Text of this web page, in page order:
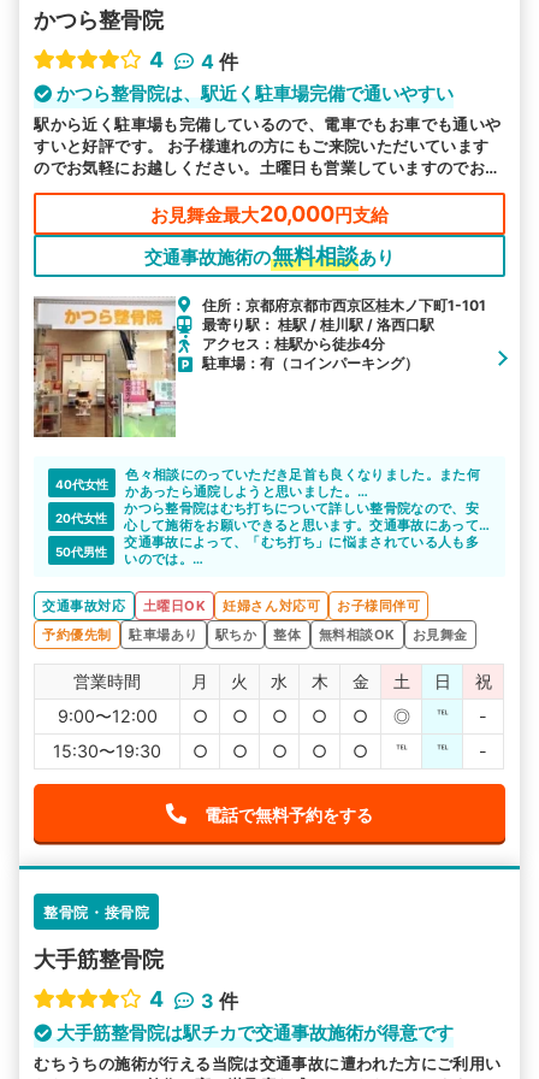
かつら整骨院
4
4 件
かつら整骨院は、駅近く駐車場完備で通いやすい
駅から近く駐車場も完備しているので、電車でもお車でも通いや
すいと好評です。 お子様連れの方にもご来院いただいています
のでお気軽にお越しください。土曜日も営業していますのでお忙
しい方もご都合よい時にお越しいただけるので安心です。
お見舞金最大20,000円支給
交通事故施術の無料相談あり
住所：京都府京都市西京区桂木ノ下町1-101
最寄り駅： 桂駅 / 桂川駅 / 洛西口駅
アクセス：桂駅から徒歩4分
駐車場：有（コインパーキング）
40代女性
色々相談にのっていただき足首も良くなりました。また何
かあったら通院しようと思いました。
交通事故や身体の悩みがある方には紹介したいような整骨
院でした。
ありがとうございます。
20代女性
かつら整骨院はむち打ちについて詳しい整骨院なので、安
心して施術をお願いできると思います。交通事故にあって
しまった直後は不安なことや分からないことがたくさんあ
ると思いますが、些細なことでもしっかりと話を聞いてく
50代男性
交通事故によって、「むち打ち」に悩まされている人も多
いのでは。
きます。
交通事故対応 土曜日OK 妊婦さん対応可
お子様同伴可
予約優先制
駐車場あり 駅ちか 整体 無料相談OK お見舞金
営業時間 月 火 水 木 金 土 日
祝
9:00〜12:00
○ ○ ○ ○ ○ ◎ ℡
-
15:30〜19:30
○ ○ ○ ○ ○ ℡ ℡ -
電話で無料予約をする
整骨院・接骨院
大手筋整骨院
4
3 件
大手筋整骨院は駅チカで交通事故施術が得意です
むちうちの施術が行える当院は交通事故に遭われた方にご利用い